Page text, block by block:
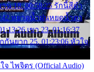
น 18. 00:58:25 รักนี้สีดำ
หยาดน้ำฝนหยดน้ำตา
เขา 23. 01:16:37
นยาก 25. 01:23:06 หัวใจ
จ ไพจิตร (Official Audio)